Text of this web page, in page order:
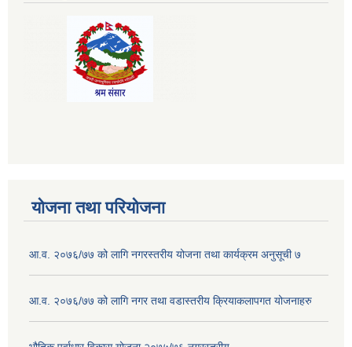
योजना तथा परियोजना
आ.व. २०७६/७७ को लागि नगरस्तरीय योजना तथा कार्यक्रम अनुसूची ७
आ.व. २०७६/७७ को लागि नगर तथा वडास्तरीय क्रियाकलापगत योजनाहरु